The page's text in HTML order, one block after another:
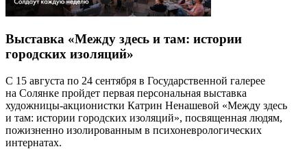
Выставка «Между здесь и там: истории
городских изоляций»
С 15 августа по 24 сентября в Государственной галерее
на Солянке пройдет первая персональная выставка
художницы-акционистки Катрин Ненашевой «Между здесь
и там: истории городских изоляций», посвященная людям,
пожизненно изолированным в психоневрологических
интернатах.